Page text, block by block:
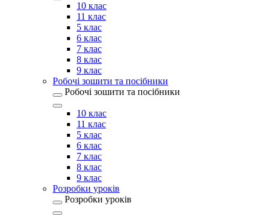
10 клас
11 клас
5 клас
6 клас
7 клас
8 клас
9 клас
Робочі зошити та посібники
Робочі зошити та посібники
10 клас
11 клас
5 клас
6 клас
7 клас
8 клас
9 клас
Розробки уроків
Розробки уроків